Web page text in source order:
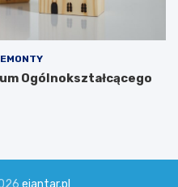
Ogólnokształcącego